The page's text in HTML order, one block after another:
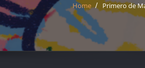
Home Primero de